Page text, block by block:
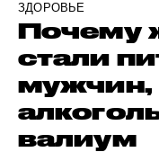
ЗДОРОВЬЕ
Почему
стали
мужчин,
валиум